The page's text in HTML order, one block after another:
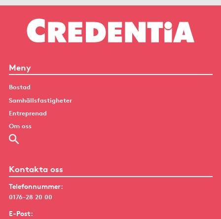
Meny
Bostad
Samhällsfastigheter
Entreprenad
Om oss
Kontakta oss
Telefonnummer:
0176-28 20 00
E-Post: